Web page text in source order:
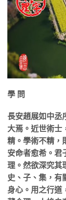
學 問
長安趙展如中丞
大焉。近世術士
精。學術不精，
安命者愈希。君
理。然欲深究其
史、子、集，有
身心。用之行道